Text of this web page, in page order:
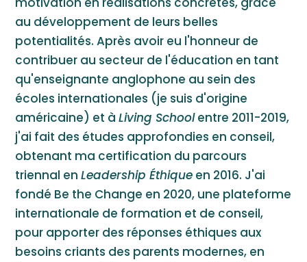
au développement de leurs belles
potentialités. Après avoir eu l'honneur de
contribuer au secteur de l'éducation en tant
qu'enseignante anglophone au sein des
écoles internationales (je suis d'origine
américaine) et àLiving Schoolentre 2011-2019,
j'ai fait des études approfondies en conseil,
obtenant ma certification du parcours
triennal enLeadership Éthique en 2016. J'ai
fondé Be the Change en 2020, une plateforme
internationale de formation et de conseil,
pour apporter des réponses éthiques aux
besoins criants des parents modernes, en